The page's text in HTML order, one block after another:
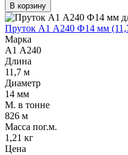
В корзину
Пруток А1 А240 Ф14 мм
Марка
А1 А240
Длина
11,7 м
Диаметр
14 мм
М. в тонне
826 м
Масса пог.м.
1,21 кг
Цена